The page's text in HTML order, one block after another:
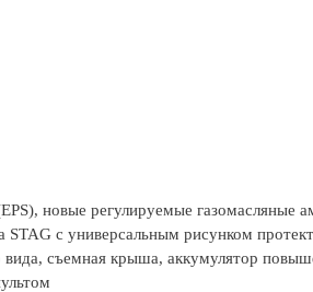
новые регулируемые
STAG с универсальным рисунком
вида, съемная крыша, аккумулятор